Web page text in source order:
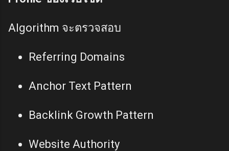
Algorithm จะตรวจสอบ
Referring Domains
Anchor Text Pattern
Backlink Growth Pattern
Website Authority